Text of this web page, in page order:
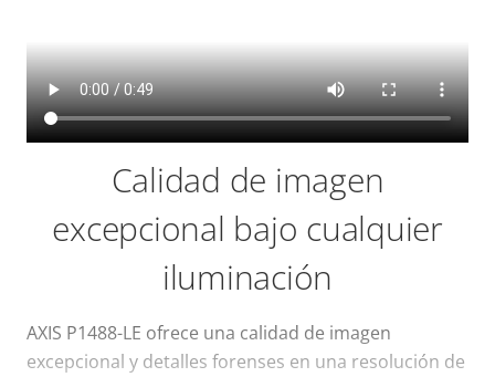
Calidad de imagen
excepcional bajo cualquier
iluminación
AXIS P1488-LE ofrece una calidad de imagen
excepcional y detalles forenses en una resolución de